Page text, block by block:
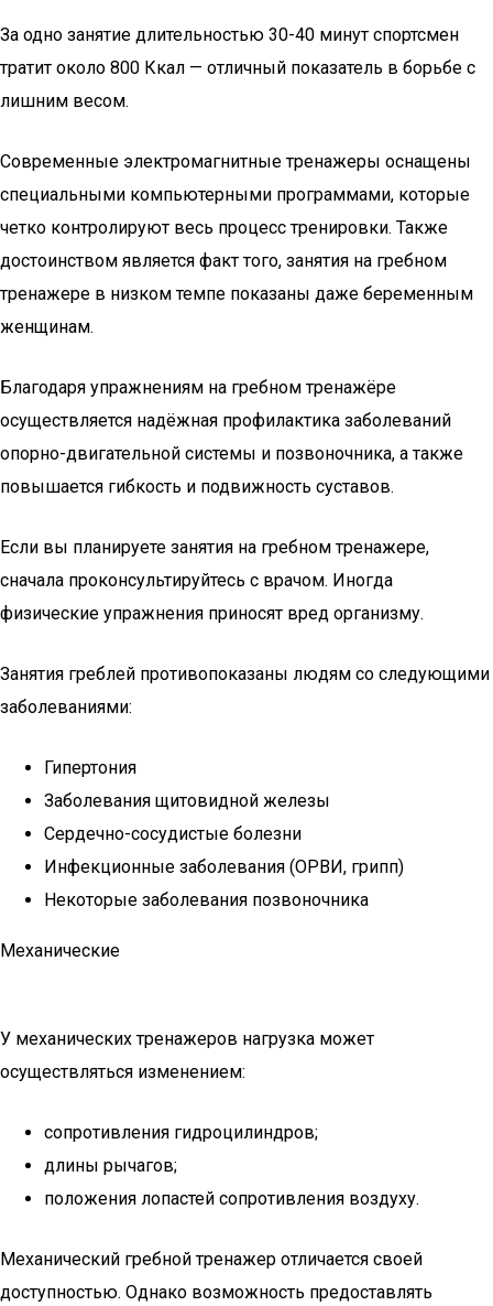
За одно занятие длительностью 30-40 минут спортсмен
тратит около 800 Ккал — отличный показатель в борьбе с
лишним весом.
Современные электромагнитные тренажеры оснащены
специальными компьютерными программами, которые
четко контролируют весь процесс тренировки. Также
достоинством является факт того, занятия на гребном
тренажере в низком темпе показаны даже беременным
женщинам.
Благодаря упражнениям на гребном тренажёре
осуществляется надёжная профилактика заболеваний
опорно-двигательной системы и позвоночника, а также
повышается гибкость и подвижность суставов.
Если вы планируете занятия на гребном тренажере,
сначала проконсультируйтесь с врачом. Иногда
физические упражнения приносят вред организму.
Занятия греблей противопоказаны людям со следующими
заболеваниями:
Гипертония
Заболевания щитовидной железы
Сердечно-сосудистые болезни
Инфекционные заболевания (ОРВИ, грипп)
Некоторые заболевания позвоночника
Механические
У механических тренажеров нагрузка может
осуществляться изменением:
сопротивления гидроцилиндров;
длины рычагов;
положения лопастей сопротивления воздуху.
Механический гребной тренажер отличается своей
доступностью. Однако возможность предоставлять